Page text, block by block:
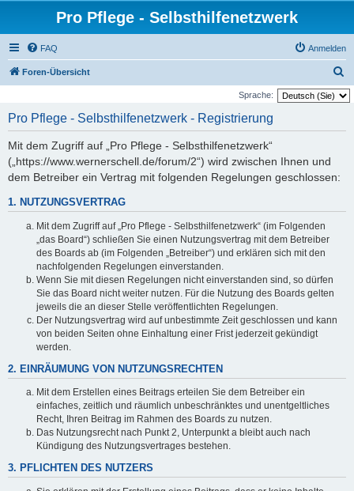
Pro Pflege - Selbsthilfenetzwerk
FAQ Anmelden
Foren-Übersicht
u
Sprache:
Pro Pflege - Selbsthilfenetzwerk - Registrierung
Mit dem Zugriff auf „Pro Pflege - Selbsthilfenetzwerk“
(„https://www.wernerschell.de/forum/2“) wird zwischen Ihnen und
dem Betreiber ein Vertrag mit folgenden Regelungen geschlossen:
1. NUTZUNGSVERTRAG
Mit dem Zugriff auf „Pro Pflege - Selbsthilfenetzwerk“ (im Folgenden
„das Board“) schließen Sie einen Nutzungsvertrag mit dem Betreiber
des Boards ab (im Folgenden „Betreiber“) und erklären sich mit den
nachfolgenden Regelungen einverstanden.
Wenn Sie mit diesen Regelungen nicht einverstanden sind, so dürfen
Sie das Board nicht weiter nutzen. Für die Nutzung des Boards gelten
jeweils die an dieser Stelle veröffentlichten Regelungen.
Der Nutzungsvertrag wird auf unbestimmte Zeit geschlossen und kann
von beiden Seiten ohne Einhaltung einer Frist jederzeit gekündigt
werden.
2. EINRÄUMUNG VON NUTZUNGSRECHTEN
Mit dem Erstellen eines Beitrags erteilen Sie dem Betreiber ein
einfaches, zeitlich und räumlich unbeschränktes und unentgeltliches
Recht, Ihren Beitrag im Rahmen des Boards zu nutzen.
Das Nutzungsrecht nach Punkt 2, Unterpunkt a bleibt auch nach
Kündigung des Nutzungsvertrages bestehen.
3. PFLICHTEN DES NUTZERS